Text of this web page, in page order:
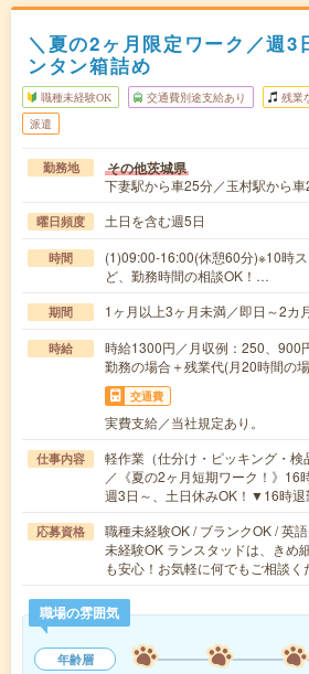
＼夏の2ヶ月限定ワーク／週3
ンタン箱詰め
職種未経験OK 交通費別途支給あり 残業
派遣
勤務地 その他茨城県
下妻駅から車25分／玉村駅から
曜日頻度 土日を含む週5日
時間
(1)09:00-16:00(休憩60分)※10時
ど、勤務時間の相談OK！…
期間 1ヶ月以上3ヶ月未満／即日～2カ
時給
時給1300円／月収例：250、900
勤務の場合＋残業代(月20時間の
交通費
実費支給／当社規定あり。
仕事内容
軽作業（仕分け・ピッキング・検
／《夏の2ヶ月短期ワーク！》
週3日～、土日休みOK！▼16時
応募資格
職種未経験OK / ブランクOK / 英
未経験OK ランスタッドは、きめ
も安心！お気軽に何でもご相談
職場の雰囲気
年齢層